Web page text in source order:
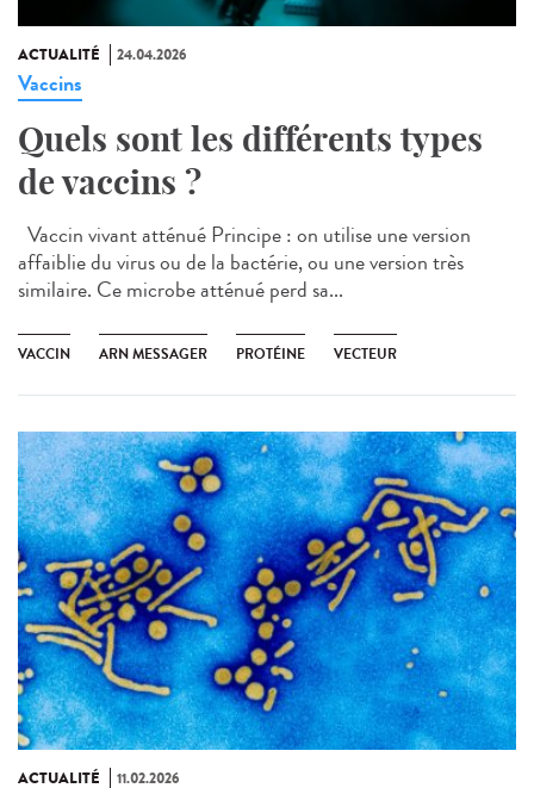
ACTUALITÉ 24.04.2026
Vaccins
Quels sont les différents types
de vaccins ?
Vaccin vivant atténué Principe : on utilise une version
affaiblie du virus ou de la bactérie, ou une version très
similaire. Ce microbe atténué perd sa...
VACCIN ARN MESSAGER PROTÉINE VECTEUR
ACTUALITÉ 11.02.2026